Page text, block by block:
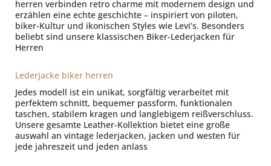
herren verbinden retro charme mit modernem design und
erzählen eine echte geschichte – inspiriert von piloten,
biker-Kultur und ikonischen Styles wie Levi’s. Besonders
beliebt sind unsere klassischen Biker-Lederjacken für
Herren
Lederjacke biker herren
Jedes modell ist ein unikat, sorgfältig verarbeitet mit
perfektem schnitt, bequemer passform, funktionalen
taschen, stabilem kragen und langlebigem reißverschluss.
Unsere gesamte Leather-Kollektion bietet eine große
auswahl an vintage lederjacken, jacken und westen für
jede jahreszeit und jeden anlass